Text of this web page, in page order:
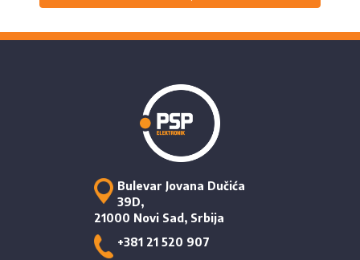
Bulevar Jovana Dučića
39D,
21000 Novi Sad, Srbija
+381 21 520 907